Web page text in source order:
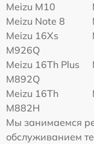
Meizu M10
Meizu Note 8
Meizu 16Xs
M926Q
Meizu 16Th Plus
M892Q
Meizu 16Th
M882H
Мы занимаемся
обслуживанием